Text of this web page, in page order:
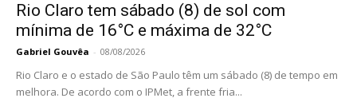
Rio Claro tem sábado (8) de sol com
mínima de 16°C e máxima de 32°C
Gabriel Gouvêa - 08/08/2026
Rio Claro e o estado de São Paulo têm um sábado (8) de tempo em
melhora. De acordo com o IPMet, a frente fria...